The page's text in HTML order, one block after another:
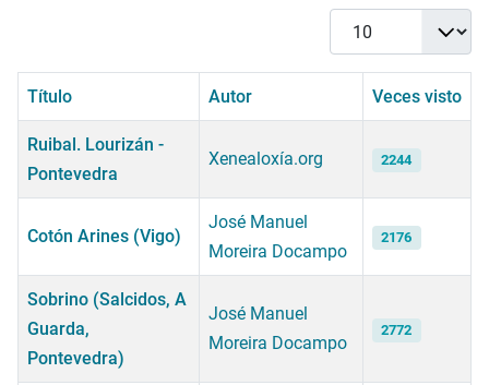
Cantidad
Título Autor Veces visto
Ruibal. Lourizán -
Pontevedra
Xenealoxía.org 2244
Cotón Arines (Vigo)
José Manuel
Moreira Docampo
2176
Sobrino (Salcidos, A
Guarda,
Pontevedra)
José Manuel
Moreira Docampo
2772